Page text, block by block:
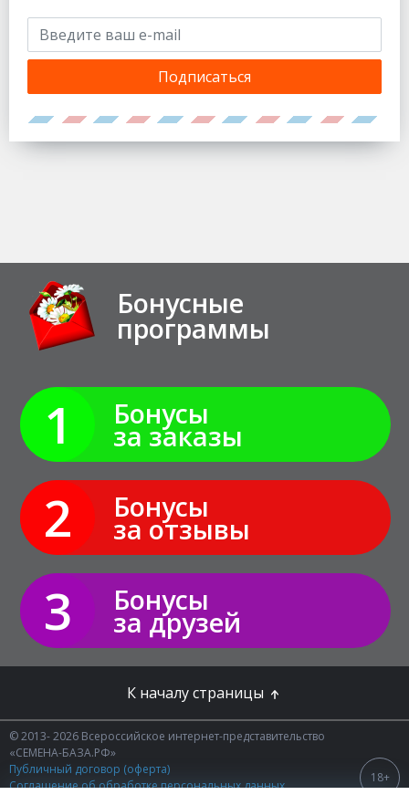
Подписаться
Бонусные
программы
1 Бонусы
за заказы
2 Бонусы
за отзывы
3 Бонусы
за друзей
К началу страницы
© 2013- 2026 Всероссийское интернет-представительство
«СЕМЕНА-БАЗА.РФ»
Публичный договор (оферта)
Соглашение об обработке персональных данных
18+